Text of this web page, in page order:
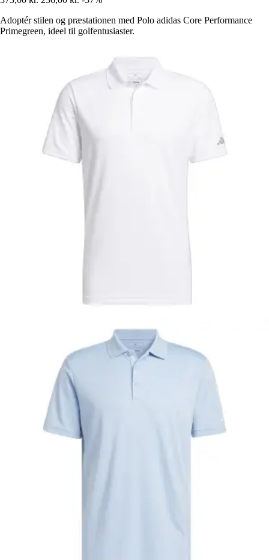
Adoptér stilen og præstationen med Polo adidas Core Performance
Primegreen, ideel til golfentusiaster.